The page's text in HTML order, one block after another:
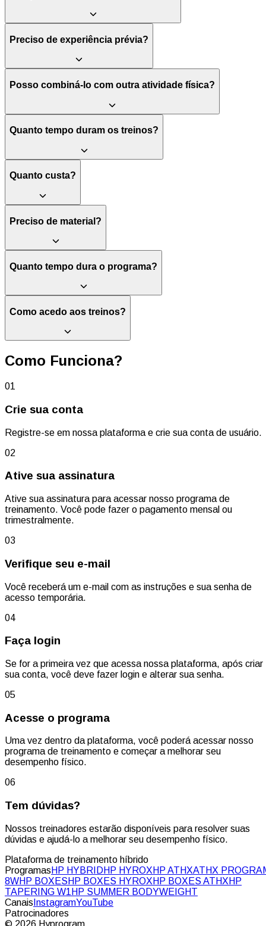
Dois blocos independentes de 2 semanas para preparar
qualquer competição quando quiseres.
Volume progressivo e estruturado
Volume progressivo, carga crescente e fases de descarga
que o teu corpo responda ao treino.
Vídeos explicativos
Demonstrações em vídeo de cada exercício e explicação de
cada ciclo para que entendas o porquê de cada treino.
Comunidade exclusiva
Faz parte da maior comunidade de treino híbrido. Aprende,
motiva-te e partilha o processo no nosso grupo privado no
Telegram, onde está todo o staff da Hyprogram.
Preciso de experiência prévia?
Posso combiná-lo com outra atividade física?
Quanto tempo duram os treinos?
Quanto custa?
Preciso de material?
Quanto tempo dura o programa?
Como acedo aos treinos?
Como Funciona?
01
Crie sua conta
Registre-se em nossa plataforma e crie sua conta de usuário.
02
Ative sua assinatura
Ative sua assinatura para acessar nosso programa de
treinamento. Você pode fazer o pagamento mensal ou
trimestralmente.
03
Verifique seu e-mail
Você receberá um e-mail com as instruções e sua senha de
acesso temporária.
04
Faça login
Se for a primeira vez que acessa nossa plataforma, após criar
sua conta, você deve fazer login e alterar sua senha.
05
Acesse o programa
Uma vez dentro da plataforma, você poderá acessar nosso
programa de treinamento e começar a melhorar seu
desempenho físico.
06
Tem dúvidas?
Nossos treinadores estarão disponíveis para resolver suas
dúvidas e ajudá-lo a melhorar seu desempenho físico.
Plataforma de treinamento híbrido
Programas HP HYBRIDHP HYROX HP ATHXATHX
8WHP BOXESHP BOXES HYROX HP BOXES ATHX HP
TAPERING W1 HP SUMMER BODYWEIGHT
Canais InstagramYouTube
Patrocinadores
© 2026 Hyprogram